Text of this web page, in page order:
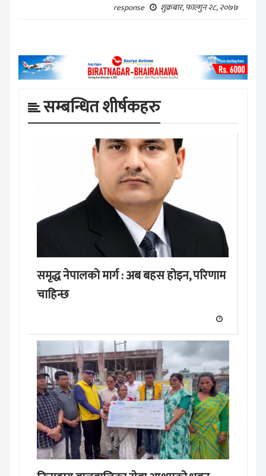
response
शुक्रबार, फाल्गुन २८, २०७७
सम्बन्धित शीर्षकहरु
समृद्ध नेपालको मार्ग : अब बहस होइन, परिणाम
चाहिन्छ